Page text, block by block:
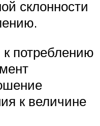
склонности
потреблению
к величине